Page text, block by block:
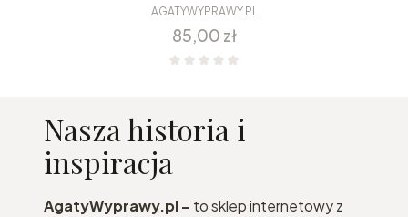
AGATYWYPRAWY.PL
Cena
85,00 zł
Nasza historia i
inspiracja
AgatyWyprawy.pl – to sklep internetowy z